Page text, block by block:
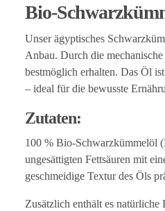
Bio-
Unser ägyptisches
Anbau. Durch die
bestmöglich erhalten. Das Öl
– ideal für die bewusste
Zutaten:
100 % Bio-Schwarzkümmelöl
ungesättigten Fettsäuren mit
geschmeidige Textur des Öls
Zusätzlich enthält es